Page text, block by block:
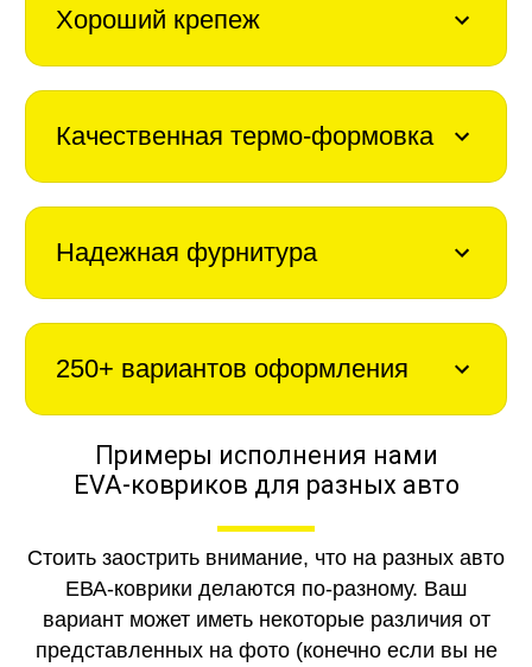
Хороший крепеж
Качественная термо-формовка
Надежная фурнитура
250+ вариантов оформления
Примеры исполнения нами
EVA-ковриков для разных авто
Стоить заострить внимание, что на разных авто
ЕВА-коврики делаются по-разному. Ваш
вариант может иметь некоторые различия от
представленных на фото (конечно если вы не